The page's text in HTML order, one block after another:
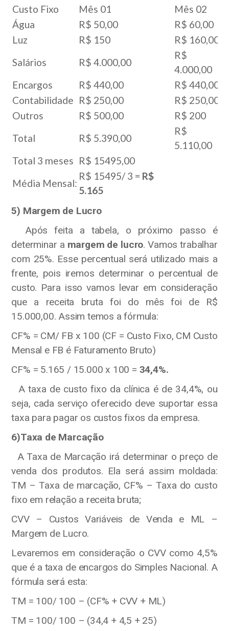
Custo Fixo
Mês 01 Mês 02
Água
R$ 50,00 R$ 60,00
Luz
R$ 150 R$ 160,00
Salários
R$ 4.000,00
R$
4.000,00
Encargos
R$ 440,00 R$ 440,00
Contabilidade R$ 250,00 R$ 250,00
Outros
R$ 500,00 R$ 200
Total
R$ 5.390,00
R$
5.110,00
Total 3 meses R$ 15495,00
Média Mensal:
R$ 15495/ 3 = R$
5.165
5) Margem de Lucro
Após feita a tabela, o próximo passo é
determinar a margem de lucro. Vamos trabalhar
com 25%. Esse percentual será utilizado mais a
frente, pois iremos determinar o percentual de
custo. Para isso vamos levar em consideração
que a receita bruta foi do mês foi de R$
15.000,00. Assim temos a fórmula:
CF% = CM/ FB x 100 (CF = Custo Fixo, CM Custo
Mensal e FB é Faturamento Bruto)
CF% = 5.165 / 15.000 x 100 = 34,4%.
A taxa de custo fixo da clínica é de 34,4%, ou
seja, cada serviço oferecido deve suportar essa
taxa para pagar os custos fixos da empresa.
6)Taxa de Marcação
A Taxa de Marcação irá determinar o preço de
venda dos produtos. Ela será assim moldada:
TM – Taxa de marcação, CF% – Taxa do custo
fixo em relação a receita bruta;
CVV – Custos Variáveis de Venda e ML –
Margem de Lucro.
Levaremos em consideração o CVV como 4,5%
que é a taxa de encargos do Simples Nacional. A
fórmula será esta:
TM = 100/ 100 – (CF% + CVV + ML)
TM = 100/ 100 – (34,4 + 4,5 + 25)